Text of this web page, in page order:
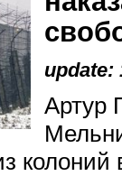
update:
Артур
колоний